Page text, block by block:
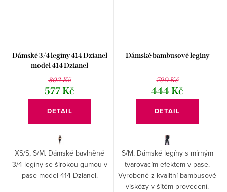
Dámské 3/4 legíny 414 Dzianel
model 414 Dzianel
802 Kč
577 Kč
DETAIL
XS/S, S/M. Dámské bavlněné
3/4 legíny se širokou gumou v
pase model 414 Dzianel.
Dámské bambusové legíny
790 Kč
444 Kč
DETAIL
S/M. Dámské legíny s mírným
tvarovacím efektem v pase.
Vyrobené z kvalitní bambusové
viskózy v šitém provedení.